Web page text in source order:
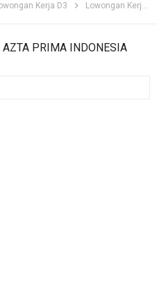
Kerja D3 Lowongan Kerja Medan
PRIMA INDONESIA